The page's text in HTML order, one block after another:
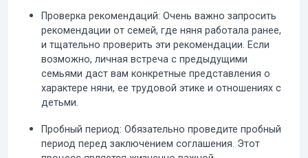
Проверка рекомендаций: Очень важно запросить
рекомендации от семей, где няня работала ранее,
и тщательно проверить эти рекомендации. Если
возможно, личная встреча с предыдущими
семьями даст вам конкретные представления о
характере няни, ее трудовой этике и отношениях с
детьми.
Пробный период: Обязательно проведите пробный
период перед заключением соглашения. Этот